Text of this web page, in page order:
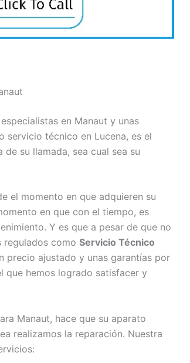
en Manaut y unas
servicio técnico en Lucena, es el
su llamada, sea cual sea su
el momento en que adquieren su
en que con el tiempo, es
Y es que a pesar de que no
regulados como Servicio Técnico
precio ajustado y unas garantías por
que hemos logrado satisfacer y
Manaut, hace que su aparato
realizamos la reparación. Nuestra